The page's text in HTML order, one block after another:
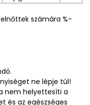
számára %-
ne lépje túl!
nem helyettesíti a
és az egészséges